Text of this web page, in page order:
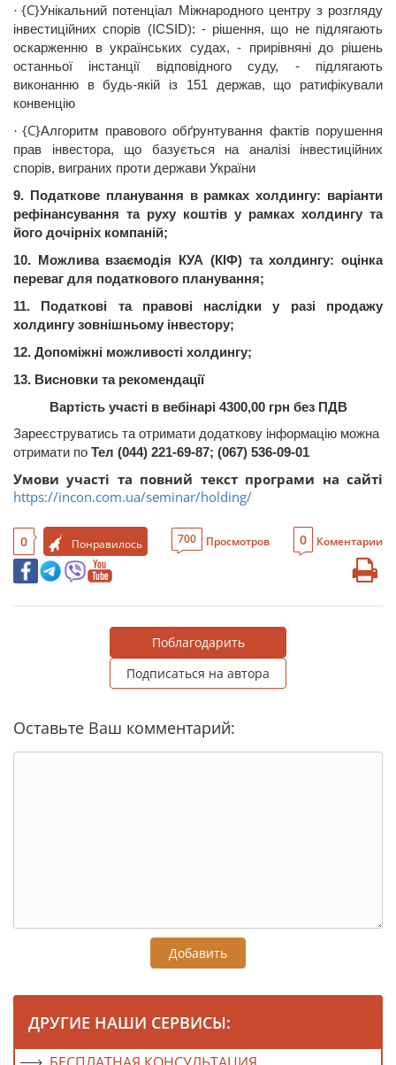
· {C}Унікальний потенціал Міжнародногоцентру з розгляду
інвестиційних спорів (ICSID): - рішення, що не підлягають
оскарженню вукраїнських судах, - прирівнянідо рішень
останньої
інстанції відповідногосуду, - підлягають
виконанню в будь-якій із 151 держав, що
ратифікували
конвенцію
· {C}Алгоритм правового обґрунтування фактів порушення
прав інвестора, що базується на аналізі
інвестиційних
спорів, виграних проти держави України
9. Податкове планування в рамках холдингу: варіанти
рефінансування та руху коштів у рамках холдингу та
його дочірніх компаній;
10. Можлива взаємодія КУА (КІФ) та холдингу:оцінка
переваг для податкового планування;
11. Податкові та правові наслідки у разі продажу
холдингу зовнішньому інвестору;
12. Допоміжні можливості холдингу;
13. Висновки та рекомендації
Вартість участі в вебінарі 4300,00 грн без ПДВ
Зареєструватись та отримати додаткову інформацію можна
отримати по Тел (044) 221-69-87; (067) 536-09-01
Умови участі та повний текст програми на сайті
https://incon.com.ua/seminar/holding/
0 Понравилось 700 Просмотров 0 Коментарии
Поблагодарить
Подписаться на автора
Оставьте Ваш комментарий:
Добавить
ДРУГИЕ НАШИ СЕРВИСЫ: